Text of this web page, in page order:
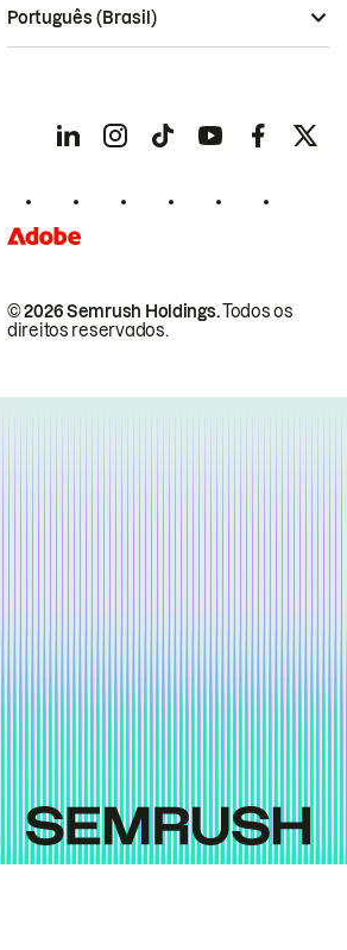
© 2026 Semrush Holdings.Todos os
direitos reservados.
Português (Brasil)